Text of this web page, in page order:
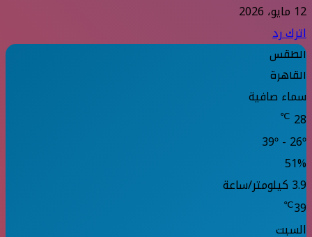
12 مايو، 2026
اترك رد
الطقس
القاهرة
سماء صافية
28
℃
39º - 26º
51%
3.9 كيلومتر/ساعة
39
℃
السبت